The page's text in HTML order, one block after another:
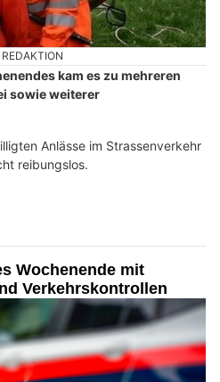
kam es zu mehreren
sowie weiterer
Anlässe im Strassenverkehr
reibungslos.
Wochenende mit
Verkehrskontrollen